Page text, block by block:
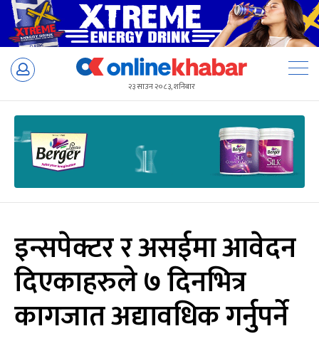
Skip
२३ साउन २०८३, शनिबार
इन्सपेक्टर र असईमा आवेदन
दिएकाहरुले ७ दिनभित्र
कागजात अद्यावधिक गर्नुपर्ने